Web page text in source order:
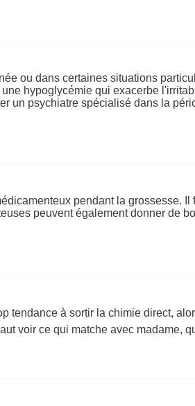
ou dans certaines situations
hypoglycémie qui exacerbe
un psychiatre spécialisé dans la
pendant la grossesse. Il
peuvent également donner de
tendance à sortir la chimie direct,
voir ce qui matche avec madame,